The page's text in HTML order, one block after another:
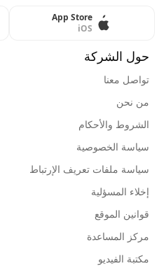
App Store
iOS
حول الشركة
تواصل معنا
من نحن
الشروط والأحكام
سياسة الخصوصية
سياسة ملفات تعريف الإرتباط
إخلاء المسؤلية
قوانين الموقع
مركز المساعدة
مكتبة الفيديو